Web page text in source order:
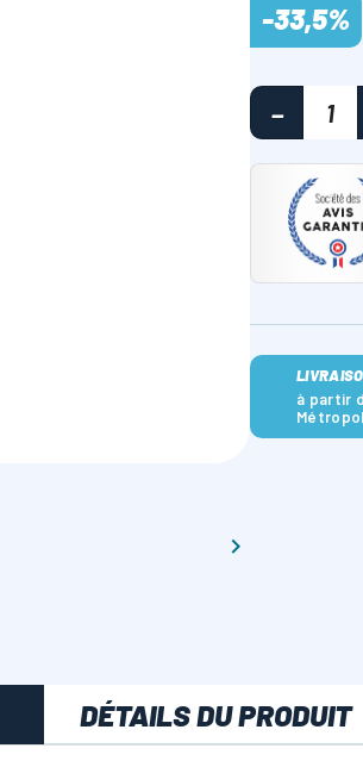

-33,5%
à partir
DÉTAILS DU PRODUIT